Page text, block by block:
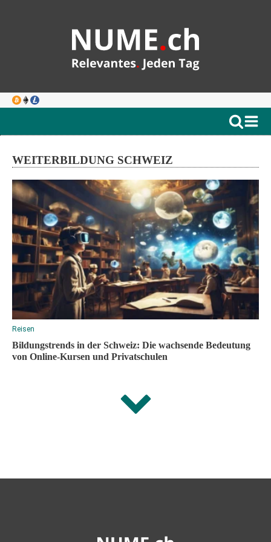
WEITERBILDUNG SCHWEIZ
Reisen
Bildungstrends in der Schweiz: Die wachsende Bedeutung
von Online-Kursen und Privatschulen